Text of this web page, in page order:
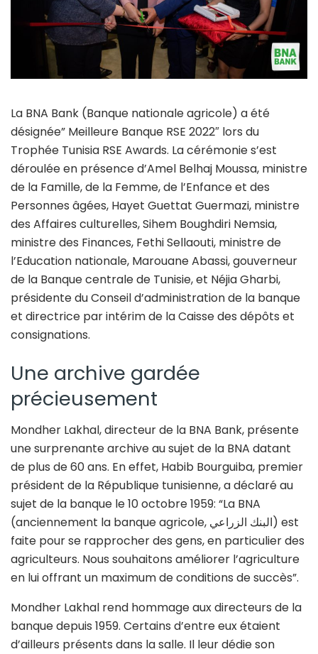
La BNA Bank (Banque nationale agricole) a été
désignée” Meilleure Banque RSE 2022″ lors du
Trophée Tunisia RSE Awards. La cérémonie s’est
déroulée en présence d’Amel Belhaj Moussa, ministre
de la Famille, de la Femme, de l’Enfance et des
Personnes âgées, Hayet Guettat Guermazi, ministre
des Affaires culturelles, Sihem Boughdiri Nemsia,
ministre des Finances, Fethi Sellaouti, ministre de
l’Education nationale, Marouane Abassi, gouverneur
de la Banque centrale de Tunisie, et Néjia Gharbi,
présidente du Conseil d’administration de la banque
et directrice par intérim de la Caisse des dépôts et
consignations.
Une archive gardée
précieusement
Mondher Lakhal, directeur de la BNA Bank, présente
une surprenante archive au sujet de la BNA datant
de plus de 60 ans. En effet, Habib Bourguiba, premier
président de la République tunisienne, a déclaré au
sujet de la banque le 10 octobre 1959: “La BNA
(anciennement la banque agricole, البنك الزراعي) est
faite pour se rapprocher des gens, en particulier des
agriculteurs. Nous souhaitons améliorer l’agriculture
en lui offrant un maximum de conditions de succès”.
Mondher Lakhal rend hommage aux directeurs de la
banque depuis 1959. Certains d’entre eux étaient
d’ailleurs présents dans la salle. Il leur dédie son